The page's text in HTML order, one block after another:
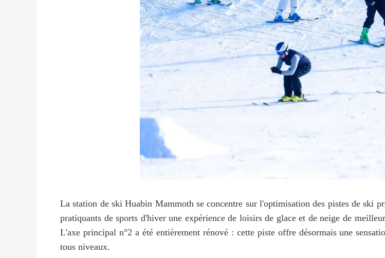
La station de ski Huabin Mammoth se concentre sur l'optimisation des pistes de ski
pratiquants de sports d'hiver une expérience de loisirs de glace et de neige de
L'axe principal n°2 a été entièrement rénové : cette piste offre désormais une
tous niveaux.